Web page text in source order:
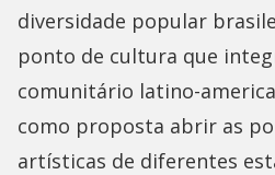
diversidade popular
ponto de cultura que
comunitário latino-
como proposta abrir as
artísticas de diferentes